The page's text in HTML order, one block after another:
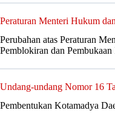
Peraturan Menteri Hukum
Perubahan atas Peraturan
Pemblokiran dan
Undang-undang Nomor 16
Pembentukan Kotamadya